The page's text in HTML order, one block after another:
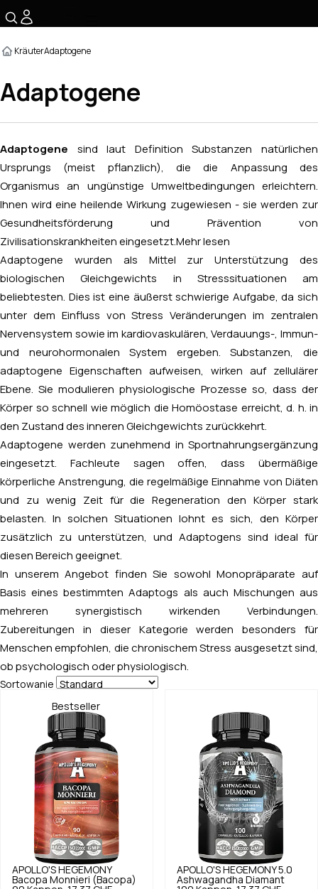
KräuterAdaptogene
Adaptogene
Adaptogene sind laut Definition Substanzen natürlichen
Ursprungs (meist pflanzlich), die die Anpassung des
Organismus an ungünstige Umweltbedingungen erleichtern.
Ihnen wird eine heilende Wirkung zugewiesen - sie werden zur
Gesundheitsförderung und Prävention von
Zivilisationskrankheiten eingesetzt. Mehr lesen
Adaptogene wurden als Mittel zur Unterstützung des
biologischen Gleichgewichts in Stresssituationen am
beliebtesten. Dies ist eine äußerst schwierige Aufgabe, da sich
unter dem Einfluss von Stress Veränderungen im zentralen
Nervensystem sowie im kardiovaskulären, Verdauungs-, Immun-
und neurohormonalen System ergeben. Substanzen, die
adaptogene Eigenschaften aufweisen, wirken auf zellulärer
Ebene. Sie modulieren physiologische Prozesse so, dass der
Körper so schnell wie möglich die Homöostase erreicht, d. h. in
den Zustand des inneren Gleichgewichts zurückkehrt.
Adaptogene werden zunehmend in Sportnahrungsergänzung
eingesetzt. Fachleute sagen offen, dass übermäßige
körperliche Anstrengung, die regelmäßige Einnahme von Diäten
und zu wenig Zeit für die Regeneration den Körper stark
belasten. In solchen Situationen lohnt es sich, den Körper
zusätzlich zu unterstützen, und Adaptogens sind ideal für
diesen Bereich geeignet.
In unserem Angebot finden Sie sowohl Monopräparate auf
Basis eines bestimmten Adaptogs als auch Mischungen aus
mehreren synergistisch wirkenden Verbindungen.
Zubereitungen in dieser Kategorie werden besonders für
Menschen empfohlen, die chronischem Stress ausgesetzt sind,
ob psychologisch oder physiologisch.
Sortowanie
Bestseller
APOLLO'S HEGEMONY
Bacopa Monnieri (Bacopa)
APOLLO'S HEGEMONY 5.0
Ashwagandha Diamant